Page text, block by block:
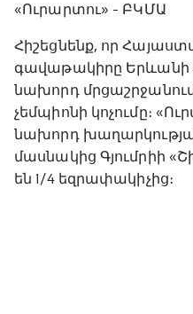
«Ուրարտու» - ԲԿՄԱ
Հիշեցնենք, որ
գավաթակիրը Երևանի
նախորդ
չեմպիոնի կոչումը։
նախորդ
մասնակից Գյումրիի
են 1/4 եզրափակիչից։